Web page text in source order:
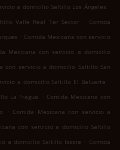
a domicilio Saltillo Los Ángeles .
Valle Real 1er Sector
. Comida
. Comida Mexicana con servicio
Mexicana con servicio a domicilio
con servicio a domicilio Saltillo San
a domicilio Saltillo El Baluarte .
La Fragua
. Comida Mexicana con
. Comida Mexicana con servicio a
con servicio a domicilio Saltillo
a domicilio Saltillo Issste . Comida